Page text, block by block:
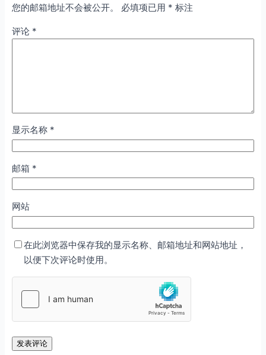
您的邮箱地址不会被公开。 必填项已用 * 标注
评论 *
显示名称 *
邮箱 *
网站
在此浏览器中保存我的显示名称、邮箱地址和网站地址，
以便下次评论时使用。